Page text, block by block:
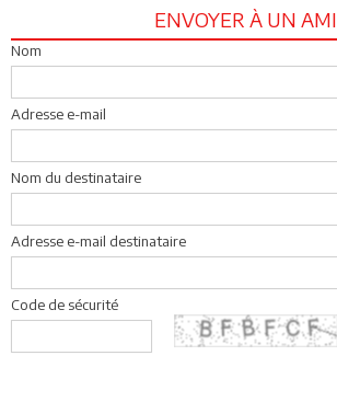
ENVOYER À UN AMI
Nom
Adresse e-mail
Nom du destinataire
Adresse e-mail destinataire
Code de sécurité